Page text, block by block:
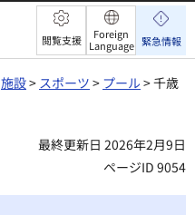
閲覧支援
Foreign
Language 緊急情報
施設> スポーツ > プール > 千歳
最終更新日 2026年2月9日
ページID 9054